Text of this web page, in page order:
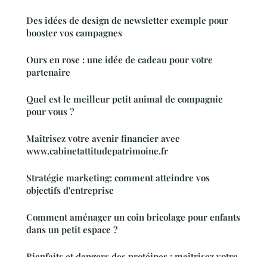
Des idées de design de newsletter exemple pour
booster vos campagnes
Ours en rose : une idée de cadeau pour votre
partenaire
Quel est le meilleur petit animal de compagnie
pour vous ?
Maîtrisez votre avenir financier avec
www.cabinetattitudepatrimoine.fr
Stratégie marketing: comment atteindre vos
objectifs d'entreprise
Comment aménager un coin bricolage pour enfants
dans un petit espace ?